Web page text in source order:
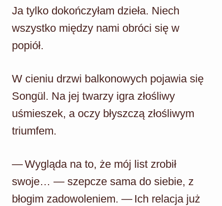
Ja tylko dokończyłam dzieła. Niech
wszystko między nami obróci się w
popiół.
W cieniu drzwi balkonowych pojawia się
Songül. Na jej twarzy igra złośliwy
uśmieszek, a oczy błyszczą złośliwym
triumfem.
— Wygląda na to, że mój list zrobił
swoje… — szepcze sama do siebie, z
błogim zadowoleniem. — Ich relacja już